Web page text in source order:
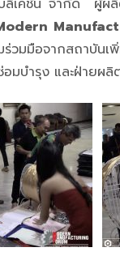
ลิเคชั่น จำกัด ผู้ผ
ร่วมมือจากสถาบัน
มบำรุง และฝ่ายผลิ